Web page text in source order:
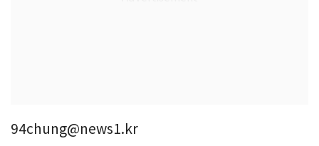
94chung@news1.kr